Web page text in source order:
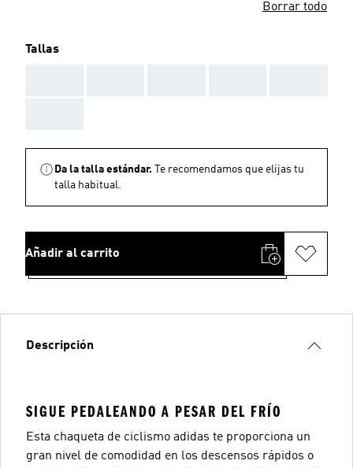
Borrar todo
Tallas
Da la talla estándar.
Te recomendamos que elijas tu
talla habitual.
Añadir al carrito
Descripción
SIGUE PEDALEANDO A PESAR DEL FRÍO
Esta chaqueta de ciclismo adidas te proporciona un
gran nivel de comodidad en los descensos rápidos o